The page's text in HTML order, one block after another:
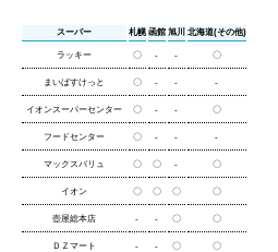
スーパー 札幌 函館 旭川 北海道(その他)
ラッキー 〇 - - 〇
まいばすけっと 〇 - - -
イオンスーパーセンター 〇 - - 〇
フードセンター 〇 - - -
マックスバリュ 〇 〇 - 〇
イオン 〇 〇 〇 〇
壺屋総本店 - - 〇 〇
ＤＺマート - - 〇 〇